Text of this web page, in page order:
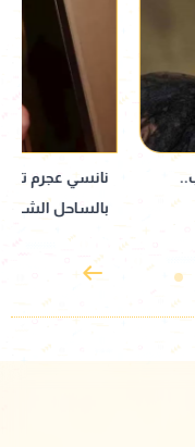
نانسي عجرم
بالساحل الشمالي